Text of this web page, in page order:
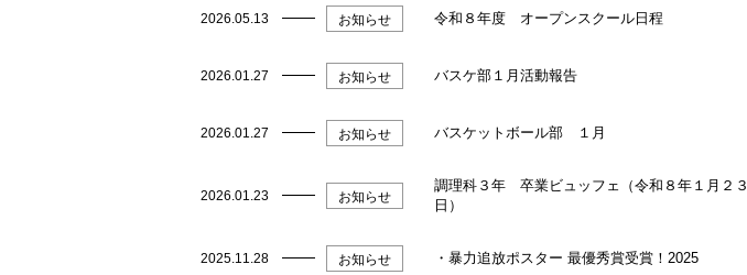
2026.05.13 お知らせ 令和８年度 オープンスクール日程
2026.01.27 お知らせ バスケ部１月活動報告
2026.01.27 お知らせ バスケットボール部 １月
2026.01.23 お知らせ
調理科３年 卒業ビュッフェ（令和８年１月２３
日）
2025.11.28 お知らせ ・暴力追放ポスター 最優秀賞受賞！2025